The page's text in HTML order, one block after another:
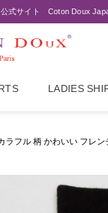
式サイト Coton Doux
LADIES
ラフル 柄 かわいい フレ